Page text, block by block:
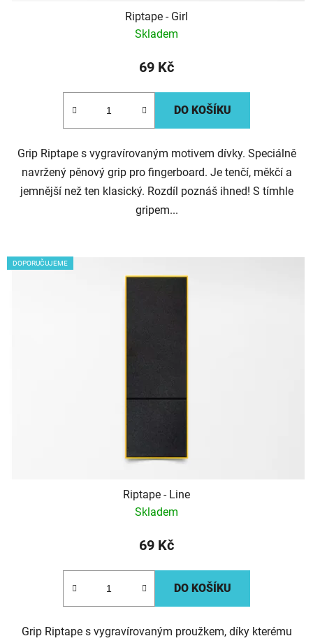
Riptape - Girl
Skladem
69 Kč
DO KOŠÍKU
Grip Riptape s vygravírovaným motivem dívky. Speciálně
navržený pěnový grip pro fingerboard. Je tenčí, měkčí a
jemnější než ten klasický. Rozdíl poznáš ihned! S tímhle
gripem...
DOPORUČUJEME
Riptape - Line
Skladem
69 Kč
DO KOŠÍKU
Grip Riptape s vygravírovaným proužkem, díky kterému